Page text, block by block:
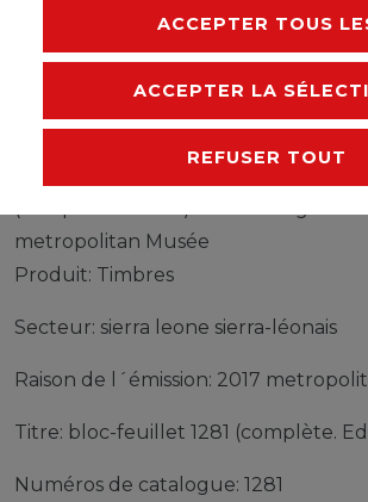
RESPONSABLE DE L'UE
metropolitan Musée
Produit: Timbres
Secteur: sierra leone sierra-léonais
Raison de l´émission: 2017
Titre: bloc-feuillet 1281 (complète.
Numéros de catalogue: 1281
ACCEPTER TOUS
ACCEPTER LA
REFUSER TOUT